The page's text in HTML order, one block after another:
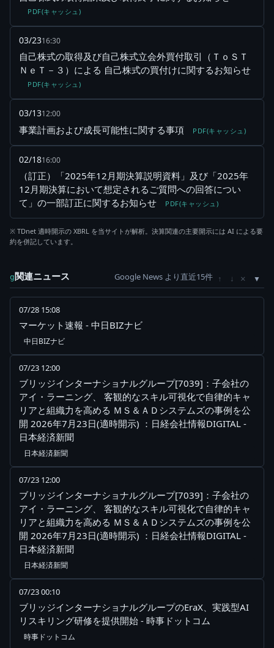
PDF(キャッシュ)
03/2316:30
自己株式の取得及び自己株式立会外買付取引（ＴｏＳＴ
ＮｅＴ－３）による 自己株式の買付けに関するお知らせ
PDF(キャッシュ)
03/1312:00
事業計画および成長可能性に関する事項 PDF(キャッシュ)
02/1816:00
（訂正）「2025年12月期決算説明資料」及び「2025年
12月期決算において想定されるご質問への回答につい
て」の一部訂正に関するお知らせ
PDF(キャッシュ)
※ TDnet 適時開示の XBRL を当サイトが解析。決算関連の主要開示には AI による要
約を併記しています。
g関連ニュース Google News より直近15件 ↑ ↓ ×
07/28 15:08
マーケット速報 - 中日BIZナビ
中日BIZナビ
07/23 12:00
ブリッジインターナショナルグループ[7039]：子会社の
アイ・ラーニング、 客観的なスキル可視化で自律的キャ
リアと組織力を高める ＭＳ＆ＡＤシステムズの事例を公
開 2026年7月23日(適時開示) ：日経会社情報DIGITAL -
日本経済新聞
日本経済新聞
07/23 12:00
ブリッジインターナショナルグループ[7039]：子会社の
アイ・ラーニング、 客観的なスキル可視化で自律的キャ
リアと組織力を高める ＭＳ＆ＡＤシステムズの事例を公
開 2026年7月23日(適時開示) ：日経会社情報DIGITAL -
日本経済新聞
日本経済新聞
07/23 00:10
ブリッジインターナショナルグループのEraX、実践型AI
リスキリング研修を提供開始 - 時事ドットコム
時事ドットコム